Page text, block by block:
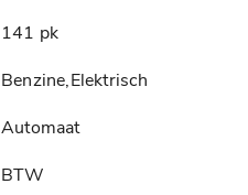
141 pk
Benzine,Elektrisch
Automaat
BTW